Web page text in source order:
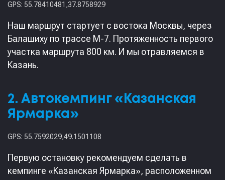
GPS: 55.78410481,37.8758929
Наш маршрут стартует с востока Москвы, через
Балашиху по трассе М-7. Протяженность первого
участка маршрута 800 км. И мы отравляемся в
Казань.
2. Автокемпинг «Казанская
Ярмарка»
GPS: 55.7592029,49.1501108
Первую остановку рекомендуем сделать в
кемпинге «Казанская Ярмарка», расположенном